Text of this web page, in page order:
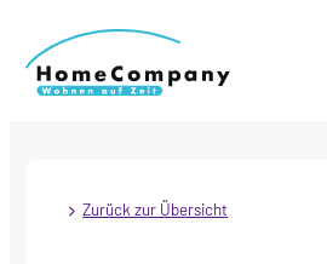
Zurück zur Übersicht